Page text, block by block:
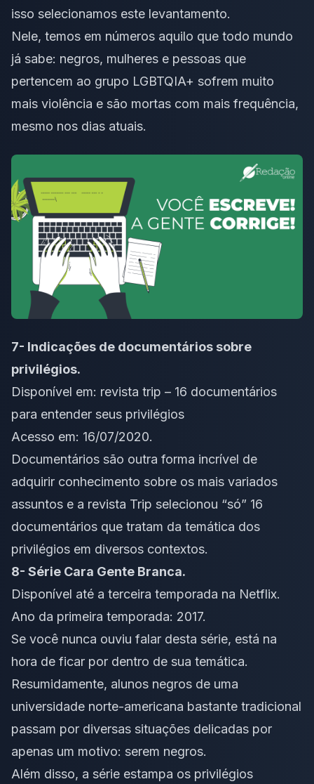
isso selecionamos este levantamento.
Nele, temos em números aquilo que todo mundo
já sabe: negros, mulheres e pessoas que
pertencem ao grupo LGBTQIA+ sofrem muito
mais violência e são mortas com mais frequência,
mesmo nos dias atuais.
7- Indicações de documentários sobre
privilégios.
Disponível em: revista trip – 16 documentários
para entender seus privilégios
Acesso em: 16/07/2020.
Documentários são outra forma incrível de
adquirir conhecimento sobre os mais variados
assuntos e a revista Trip selecionou “só” 16
documentários que tratam da temática dos
privilégios em diversos contextos.
8- Série Cara Gente Branca.
Disponível até a terceira temporada na Netflix.
Ano da primeira temporada: 2017.
Se você nunca ouviu falar desta série, está na
hora de ficar por dentro de sua temática.
Resumidamente, alunos negros de uma
universidade norte-americana bastante tradicional
passam por diversas situações delicadas por
apenas um motivo: serem negros.
Além disso, a série estampa os privilégios